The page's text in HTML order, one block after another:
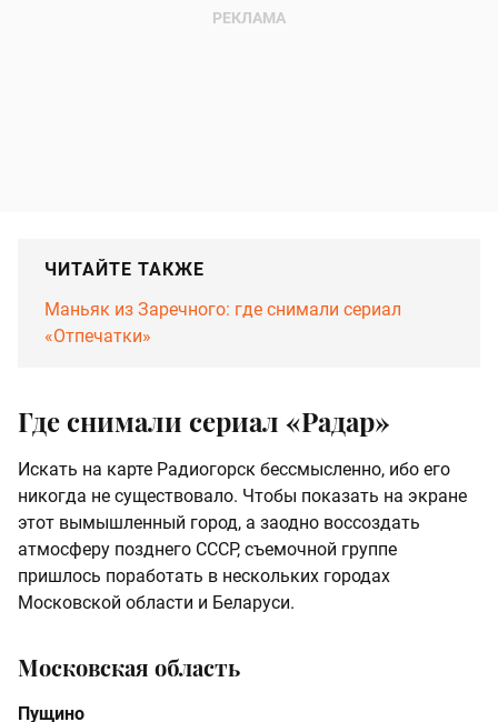
ЧИТАЙТЕ ТАКЖЕ
Маньяк из Заречного: где снимали сериал
«Отпечатки»
Где снимали сериал «Радар»
Искать на карте Радиогорск бессмысленно, ибо его
никогда не существовало. Чтобы показать на экране
этот вымышленный город, а заодно воссоздать
атмосферу позднего СССР, съемочной группе
пришлось поработать в нескольких городах
Московской области и Беларуси.
Московская область
Пущино